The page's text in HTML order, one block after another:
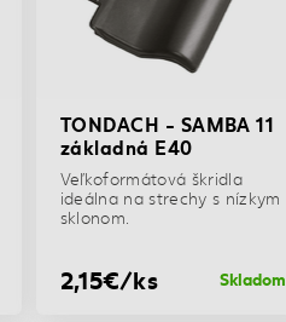
TONDACH - SAMBA 11
základná E40
Veľkoformátová škridla
ideálna na strechy s nízkym
sklonom.
2,15€/ks Skladom